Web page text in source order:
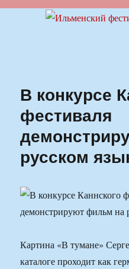
Ильменский
В конкурсе
фестиваля
русском
Картина «В тумане»
каталоге проходит как